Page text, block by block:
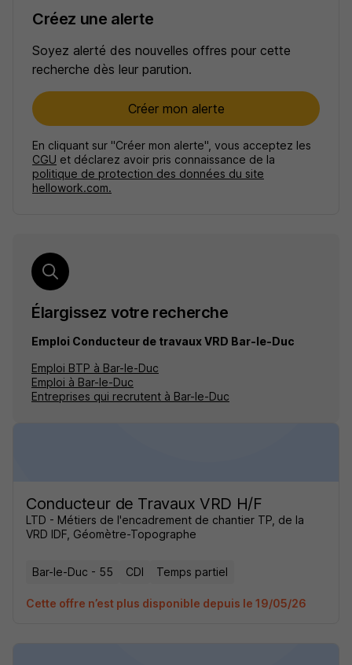
Créez une alerte
Soyez alerté des nouvelles offres pour cette
recherche dès leur parution.
Créer mon alerte
En cliquant sur "Créer mon alerte", vous acceptez les
CGU et déclarez avoir pris connaissance de la
politique de protection des données du site
hellowork.com.
Élargissez votre recherche
Emploi Conducteur de travaux VRD Bar-le-Duc
Emploi BTP à Bar-le-Duc
Emploi à Bar-le-Duc
Entreprises qui recrutent à Bar-le-Duc
Conducteur de Travaux VRD H/F
LTD - Métiers de l'encadrement de chantier TP, de la
VRD IDF, Géomètre-Topographe
Bar-le-Duc - 55 CDI Temps partiel
Cette offre n’est plus disponible depuis le 19/05/26